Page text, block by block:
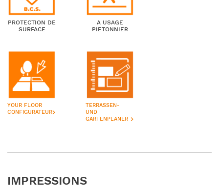
PROTECTION DE
SURFACE
A USAGE
PIETONNIER
YOUR FLOOR
CONFIGURATEURkeyboard_arrow_right
TERRASSEN-
UND
GARTENPLANERkeyboard_arrow_right
IMPRESSIONS